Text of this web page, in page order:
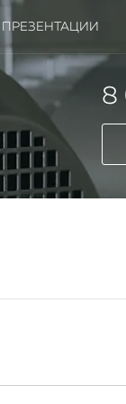
ПРЕЗЕНТАЦИИ
8